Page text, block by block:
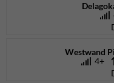
Westwand
4+